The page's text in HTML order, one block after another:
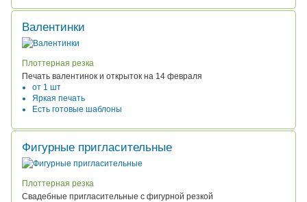
Плоттерная резка
Печать валентинок и открыток на 14 февраля
от 1 шт
Яркая печать
Есть готовые шаблоны
Валентинки
Плоттерная резка
Свадебные пригласительные с фигурной резкой
Фигурные пригласительные